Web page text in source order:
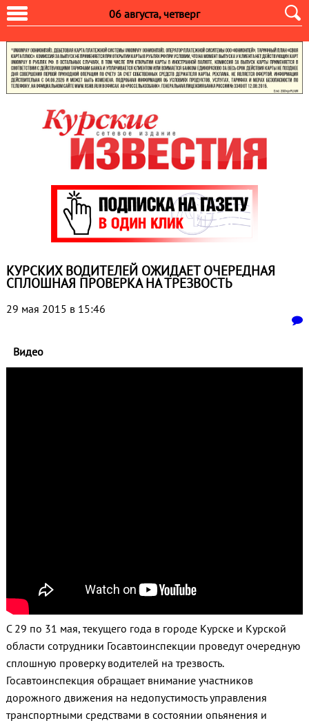
06 августа, четверг
КУРСКИХ ВОДИТЕЛЕЙ ОЖИДАЕТ ОЧЕРЕДНАЯ
СПЛОШНАЯ ПРОВЕРКА НА ТРЕЗВОСТЬ
29 мая 2015 в 15:46
Видео
С 29 по 31 мая, текущего года в городе Курске и Курской
области сотрудники Госавтоинспекции проведут очередную
сплошную проверку водителей на трезвость.
Госавтоинспекция обращает внимание участников
дорожного движения на недопустимость управления
транспортными средствами в состоянии опьянения и